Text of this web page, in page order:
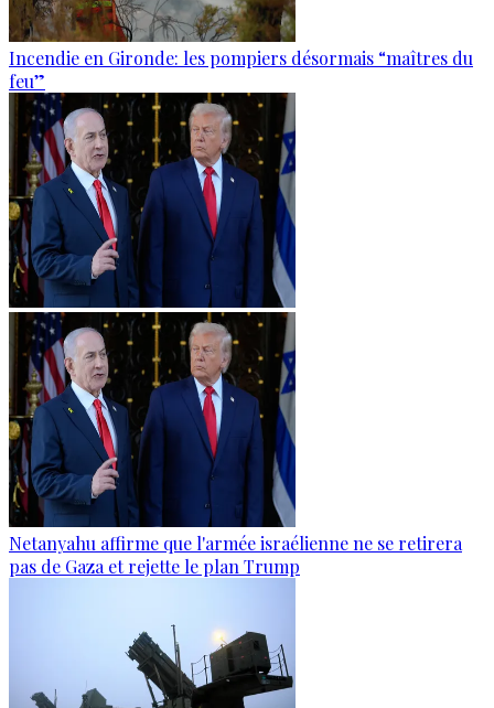
Incendie en Gironde: les pompiers désormais “maîtres du
feu”
Netanyahu affirme que l'armée israélienne ne se retirera
pas de Gaza et rejette le plan Trump